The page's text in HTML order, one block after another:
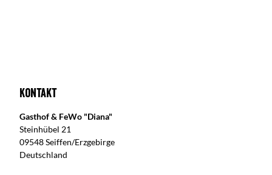
Kontakt
Gasthof & FeWo "Diana"
Steinhübel 21
09548 Seiffen/Erzgebirge
Deutschland